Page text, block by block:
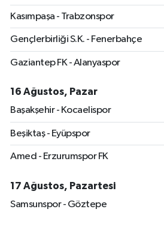
Kasımpaşa - Trabzonspor
Gençlerbirliği S.K. - Fenerbahçe
Gaziantep FK - Alanyaspor
16 Ağustos, Pazar
Başakşehir - Kocaelispor
Beşiktaş - Eyüpspor
Amed - Erzurumspor FK
17 Ağustos, Pazartesi
Samsunspor - Göztepe